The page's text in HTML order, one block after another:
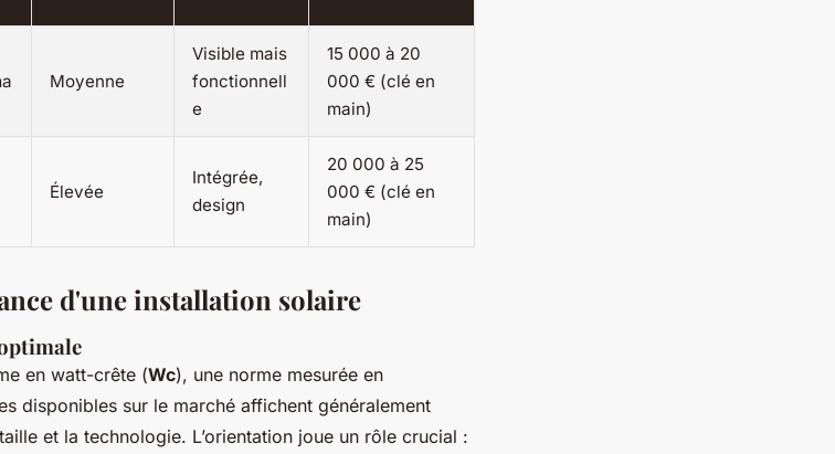
Moyenne
Visible mais
fonctionnell
e
15 000 à 20
000 € (clé en
main)
Élevée
Intégrée,
design
20 000 à 25
000 € (clé en
main)
d'une installation solaire
en watt-crête (Wc), une norme mesurée en
disponibles sur le marché affichent généralement
et la technologie. L’orientation joue un rôle crucial :